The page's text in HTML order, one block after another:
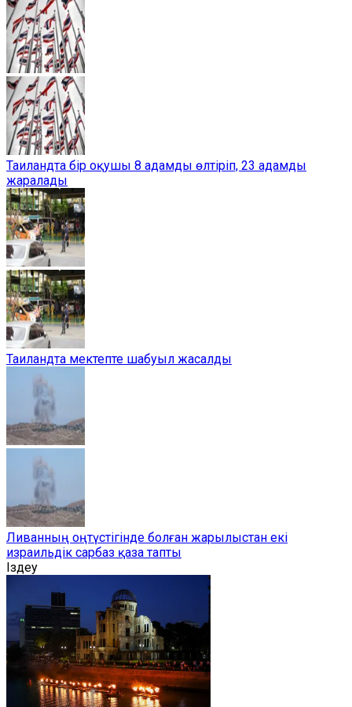
Таиландта бір оқушы 8 адамды өлтіріп, 23 адамды
жаралады
Таиландта мектепте шабуыл жасалды
Ливанның оңтүстігінде болған жарылыстан екі
израильдік сарбаз қаза тапты
Іздеу